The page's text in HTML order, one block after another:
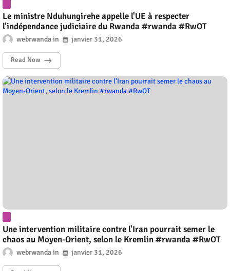
Le ministre Nduhungirehe appelle l'UE à respecter
l'indépendance judiciaire du Rwanda #rwanda #RwOT
webrwanda janvier 31, 2026
Read Now
Une intervention militaire contre l'Iran pourrait semer le
chaos au Moyen-Orient, selon le Kremlin #rwanda #RwOT
webrwanda janvier 31, 2026